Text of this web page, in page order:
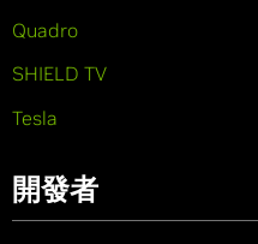
Quadro
SHIELD TV
Tesla
開發者